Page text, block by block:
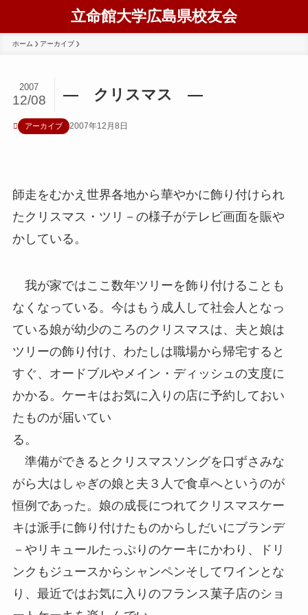
立命館大学広島県校友会
ホーム アーカイブ
― クリスマス ―
2007
12/08
アーカイブ 2007年12月8日
師走をむかえ世界各地から華やかに飾り付けられ
たクリスマス・ツリ－の様子がテレビ画面を賑や
かしている。
我が家ではここ数年ツリーを飾り付けることも
なくなっている。今はもう成人して社会人となっ
ている娘が幼少のころのクリスマスは、夫と娘は
ツリーの飾り付け、わたしは職場から帰宅すると
すぐ、オードブルやメイン・ディッシュの支度に
かかる。ケーキはお気に入りの店に予約しておい
たものが届いてい
る。
準備ができるとクリスマスソングを口ずさみな
がら大はしゃぎの娘と夫３人で食卓へというのが
恒例であった。娘の成長につれてクリスマスケー
キは派手に飾り付けたものからしだいにブランデ
－やリキュールたっぷりのケーキにかわり、ドリ
ンクもジュースからシャンペンそしてワインとな
り、最近ではお気に入りのフランス菓子店のショ